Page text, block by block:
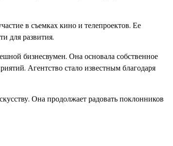
в съемках кино и телепроектов. Ее
для развития.
бизнесвумен. Она основала собственное
Агентство стало известным благодаря
Она продолжает радовать поклонников